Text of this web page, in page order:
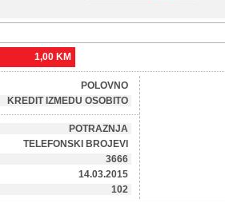
1,00 KM
POLOVNO
KREDIT IZMEDU OSOBITO
POTRAZNJA
TELEFONSKI BROJEVI
3666
14.03.2015
102